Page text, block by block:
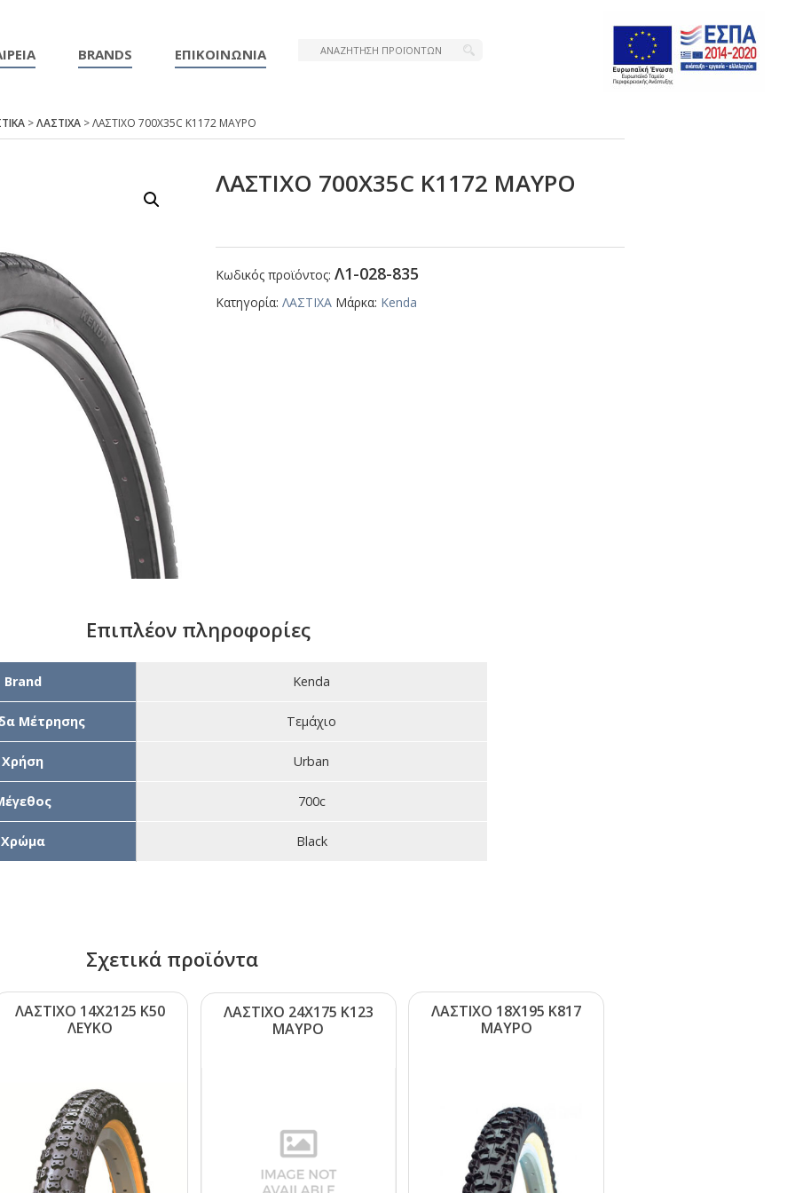
BRANDS ΕΠΙΚΟΙΝΩΝΙΑ
>ΛΑΣΤΙΧΑ> ΛΑΣΤΙΧΟ 700Χ35C Κ1172 ΜΑΥΡΟ
ΛΑΣΤΙΧΟ 700Χ35C Κ1172 ΜΑΥΡΟ
Κωδικός προϊόντος:Λ1-028-835
Κατηγορία:ΛΑΣΤΙΧΑ Μάρκα: Kenda
Επιπλέον πληροφορίες
Brand Kenda
Μέτρησης Τεμάχιο
Χρήση Urban
700c
Χρώμα Black
Σχετικά προϊόντα
ΛΑΣΤΙΧΟ 14Χ2125 Κ50
ΛΕΥΚΟ
ΛΑΣΤΙΧΟ 24Χ175 Κ123
ΜΑΥΡΟ
ΛΑΣΤΙΧΟ 18Χ195 Κ817
ΜΑΥΡΟ